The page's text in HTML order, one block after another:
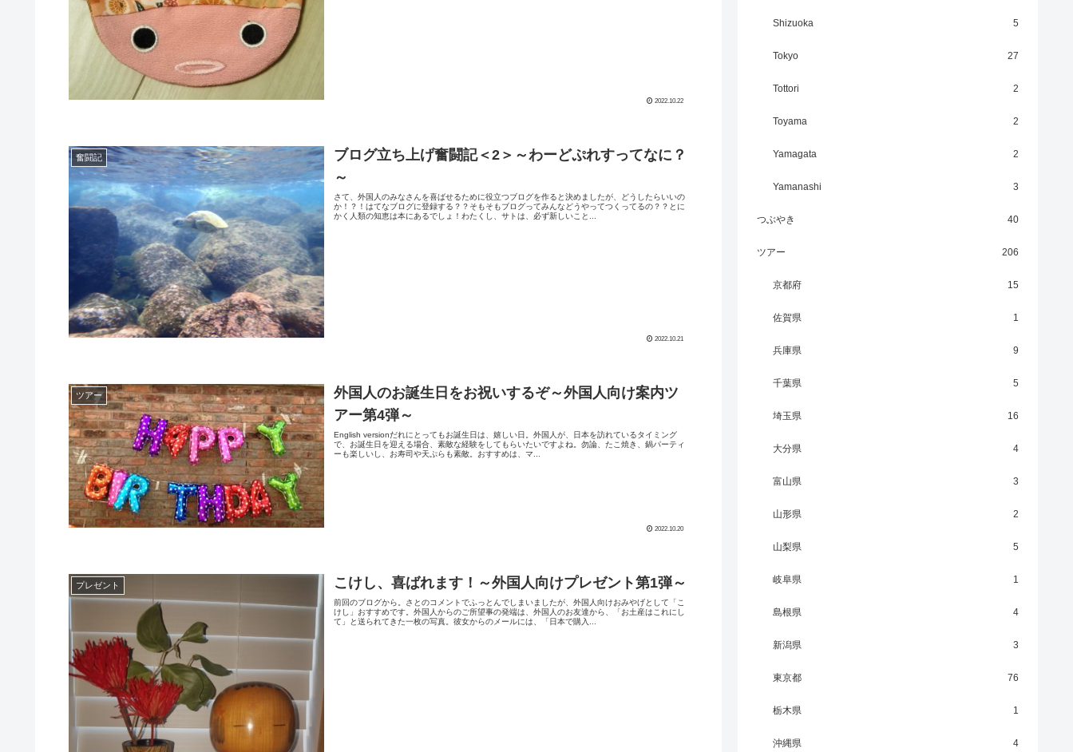
2022.10.22
奮闘記
ブログ立ち上げ奮闘記＜2＞～わーどぷれすってなに？
～
さて、外国人のみなさんを喜ばせるために役立つブログを作ると決めましたが、どうしたらいいの
か！？！はてなブログに登録する？？そもそもブログってみんなどうやってつくってるの？？とに
かく人類の知恵は本にあるでしょ！わたくし、サトは、必ず新しいこと...
2022.10.21
ツアー
外国人のお誕生日をお祝いするぞ～外国人向け案内ツ
アー第4弾～
English versionだれにとってもお誕生日は、嬉しい日。外国人が、日本を訪れているタイミング
で、お誕生日を迎える場合、素敵な経験をしてもらいたいですよね。勿論、たこ焼き、鍋パーティ
ーも楽しいし、お寿司や天ぷらも素敵。おすすめは、マ...
2022.10.20
プレゼント こけし、喜ばれます！～外国人向けプレゼント第1弾～
前回のブログから。さとのコメントでふっとんでしまいましたが、外国人向けおみやげとして「こ
けし」おすすめです。外国人からのご所望事の発端は、外国人のお友達から、「お土産はこれにし
て」と送られてきた一枚の写真。彼女からのメールには、「日本で購入...
Shizuoka 5
Tokyo 27
Tottori 2
Toyama 2
Yamagata 2
Yamanashi 3
つぶやき 40
ツアー 206
京都府 15
佐賀県 1
兵庫県 9
千葉県 5
埼玉県 16
大分県 4
富山県 3
山形県 2
山梨県 5
岐阜県 1
島根県 4
新潟県 3
東京都 76
栃木県 1
沖縄県 4